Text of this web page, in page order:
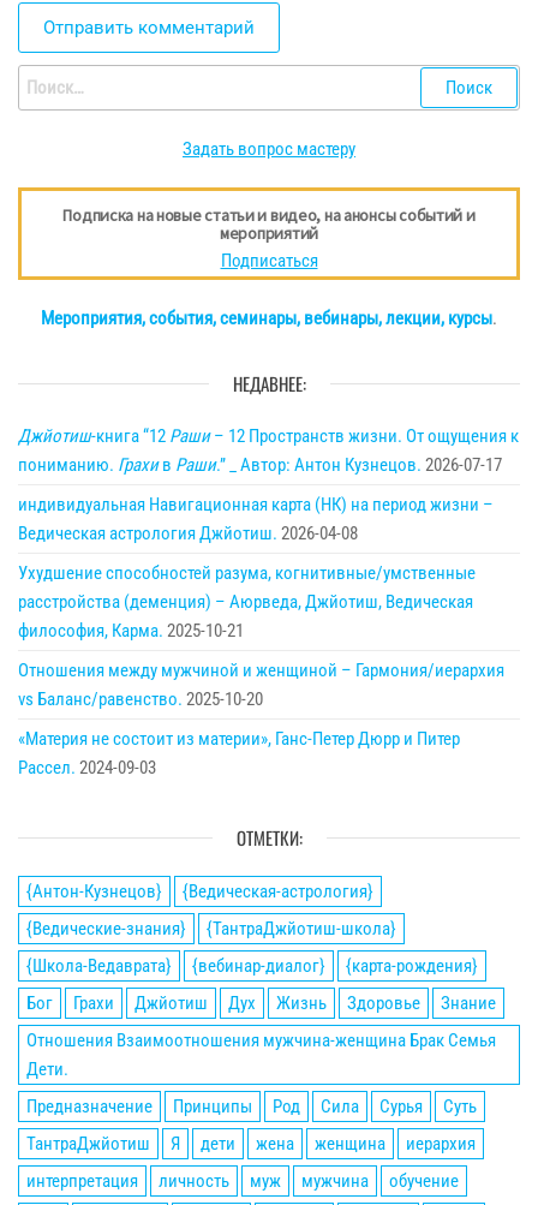
Найти:
Задать вопрос мастеру
Подписка на новые статьи и видео, на анонсы событий и
мероприятий
Подписаться
Мероприятия, события, семинары, вебинары, лекции, курсы.
НЕДАВНЕЕ:
Джйотиш-книга “12 Раши– 12 Пространств жизни. От ощущения к
пониманию. Грахив Раши.” _ Автор: Антон Кузнецов. 2026-07-17
индивидуальная Навигационная карта (НК) на период жизни –
Ведическая астрология Джйотиш. 2026-04-08
Ухудшение способностей разума, когнитивные/умственные
расстройства (деменция) – Аюрведа, Джйотиш, Ведическая
философия, Карма. 2025-10-21
Отношения между мужчиной и женщиной – Гармония/иерархия
vs Баланс/равенство. 2025-10-20
«Материя не состоит из материи», Ганс-Петер Дюрр и Питер
Рассел. 2024-09-03
ОТМЕТКИ:
{Антон-Кузнецов}
{Ведическая-астрология}
{Ведические-знания}
{ТантраДжйотиш-школа}
{Школа-Ведаврата}
{вебинар-диалог}
{карта-рождения}
Бог
Грахи Джйотиш Дух Жизнь Здоровье
Знание
Отношения Взаимоотношения мужчина-женщина Брак Семья
Дети.
Предназначение
Принципы Род Сила Сурья
Суть
ТантраДжйотиш
Я дети жена женщина
иерархия
интерпретация
личность муж мужчина
обучение